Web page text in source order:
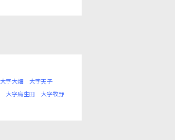
大字大畑
大字天子
大字烏生田
大字牧野